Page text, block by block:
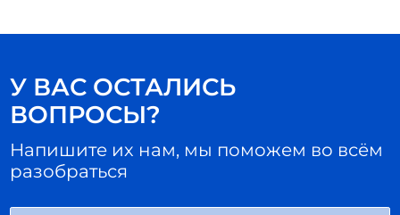
У ВАС ОСТАЛИСЬ
ВОПРОСЫ?
Напишите их нам, мы поможем во всём
разобраться